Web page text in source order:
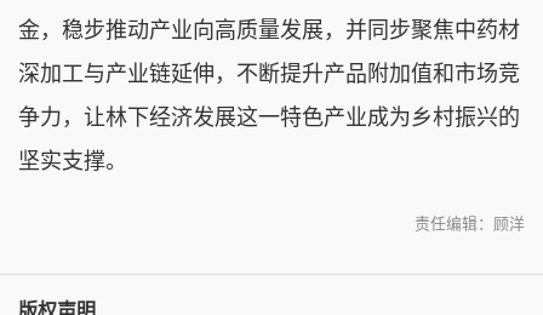
金，稳步推动产业向高质量发展，并同步聚焦中药材
深加工与产业链延伸，不断提升产品附加值和市场竞
争力，让林下经济发展这一特色产业成为乡村振兴的
坚实支撑。
责任编辑：顾洋